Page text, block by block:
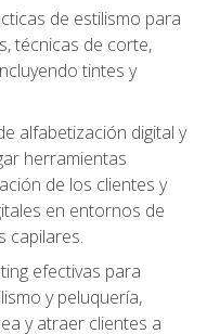
de estilismo para
técnicas de corte,
tintes y
alfabetización digital y
herramientas
de los clientes y
en entornos de
capilares.
efectivas para
y peluquería,
y atraer clientes a